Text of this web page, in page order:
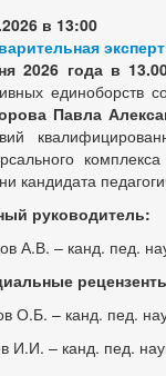
в 13:00
2026 года в
единоборств
Павла
кандидата
руководитель:
А.В. – канд. пед.
О.Б. – канд. пед.
И.И. – канд. пед.